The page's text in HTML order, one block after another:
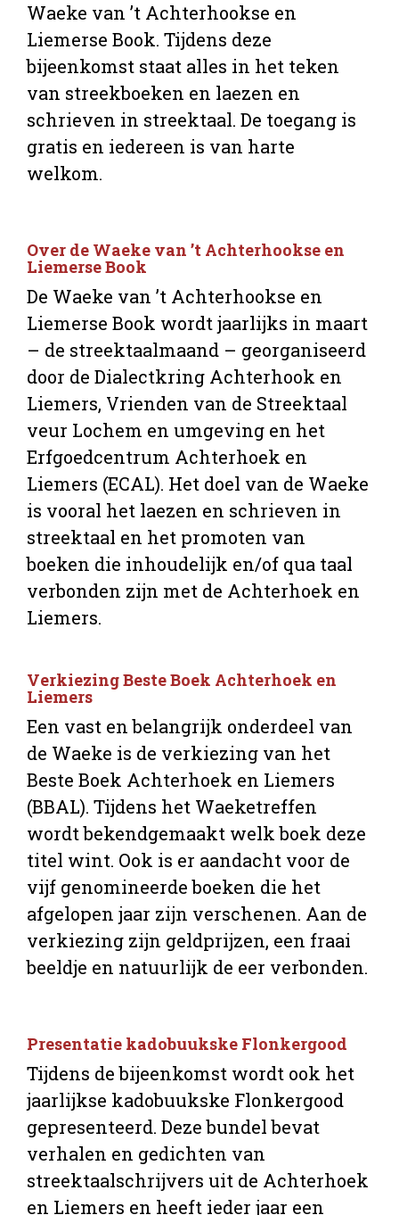
Waeke van ’t Achterhookse en
Liemerse Book. Tijdens deze
bijeenkomst staat alles in het teken
van streekboeken en laezen en
schrieven in streektaal. De toegang is
gratis en iedereen is van harte
welkom.
Over de Waeke van ’t Achterhookse en
Liemerse Book
De Waeke van ’t Achterhookse en
Liemerse Book wordt jaarlijks in maart
– de streektaalmaand – georganiseerd
door de Dialectkring Achterhook en
Liemers, Vrienden van de Streektaal
veur Lochem en umgeving en het
Erfgoedcentrum Achterhoek en
Liemers (ECAL). Het doel van de Waeke
is vooral het laezen en schrieven in
streektaal en het promoten van
boeken die inhoudelijk en/of qua taal
verbonden zijn met de Achterhoek en
Liemers.
Verkiezing Beste Boek Achterhoek en
Liemers
Een vast en belangrijk onderdeel van
de Waeke is de verkiezing van het
Beste Boek Achterhoek en Liemers
(BBAL). Tijdens het Waeketreffen
wordt bekendgemaakt welk boek deze
titel wint. Ook is er aandacht voor de
vijf genomineerde boeken die het
afgelopen jaar zijn verschenen. Aan de
verkiezing zijn geldprijzen, een fraai
beeldje en natuurlijk de eer verbonden.
Presentatie kadobuukske Flonkergood
Tijdens de bijeenkomst wordt ook het
jaarlijkse kadobuukske Flonkergood
gepresenteerd. Deze bundel bevat
verhalen en gedichten van
streektaalschrijvers uit de Achterhoek
en Liemers en heeft ieder jaar een